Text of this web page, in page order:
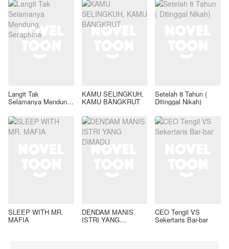
Langit Tak
Selamanya Mendung,
KAMU SELINGKUH,
KAMU BANGKRUT
Setelah 8 Tahun (
Ditinggal Nikah)
SLEEP WITH MR.
MAFIA
DENDAM MANIS
ISTRI YANG
CEO Tengil VS
Sekertaris Bar-bar